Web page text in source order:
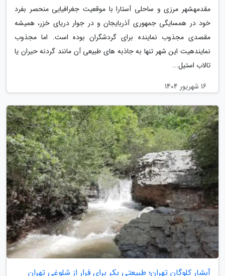
مقدمهشهر مرزی و ساحلی آستارا با موقعیت جغرافیایی منحصر بفرد
خود در همسایگی جمهوری آذربایجان و در جوار دریای خزر، همیشه
مقصدی مجذوب نماینده برای گردشگران بوده است. اما مجذوب
نمایندهیت این شهر تنها به جاذبه های طبیعی آن مانند گردنه حیران یا
تالاب استیل...
16 شهریور 1404
آبشار کلوگان تهران؛ طبیعتی بکر برای فرار از شلوغی تهران